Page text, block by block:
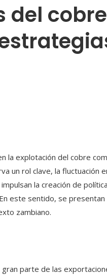
del
la explotación del cobre
un rol clave, la fluctuación
la creación de
este sentido, se
zambiano.
parte de las